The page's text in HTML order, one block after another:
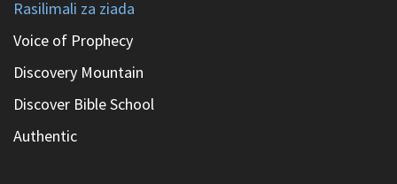
Rasilimali za ziada
Voice of Prophecy
Discovery Mountain
Discover Bible School
Authentic